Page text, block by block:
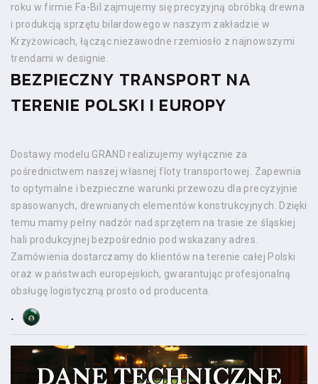
roku w firmie Fa-Bil zajmujemy się precyzyjną obróbką drewna
i produkcją sprzętu bilardowego w naszym zakładzie w
Krzyżowicach, łącząc niezawodne rzemiosło z najnowszymi
trendami w designie.
BEZPIECZNY TRANSPORT NA
TERENIE POLSKI I EUROPY
Dostawy modelu GRAND realizujemy wyłącznie za
pośrednictwem naszej własnej floty transportowej. Zapewnia
to optymalne i bezpieczne warunki przewozu dla precyzyjnie
spasowanych, drewnianych elementów konstrukcyjnych. Dzięki
temu mamy pełny nadzór nad sprzętem na trasie ze śląskiej
hali produkcyjnej bezpośrednio pod wskazany adres.
Zamówienia dostarczamy do klientów na terenie całej Polski
oraz w państwach europejskich, gwarantując profesjonalną
obsługę logistyczną prosto od producenta.
.